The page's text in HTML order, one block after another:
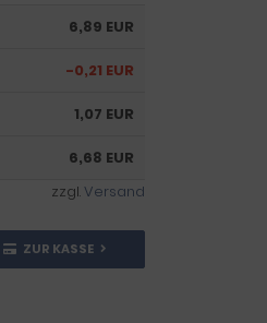
6,89 EUR
-0,21 EUR
1,07 EUR
6,68 EUR
zzgl.Versand
ZUR KASSE